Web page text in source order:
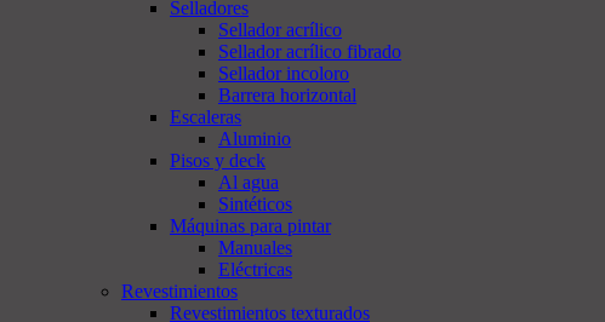
Selladores
Sellador acrílico
Sellador acrílico fibrado
Sellador incoloro
Barrera horizontal
Escaleras
Aluminio
Pisos y deck
Al agua
Sintéticos
Máquinas para pintar
Manuales
Eléctricas
Revestimientos
Revestimientos texturados